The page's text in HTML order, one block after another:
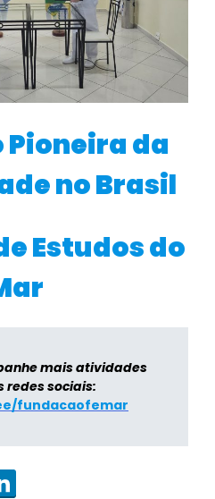
da
no Brasil
Estudos do
mais atividades
redes sociais:
fundacaofemar